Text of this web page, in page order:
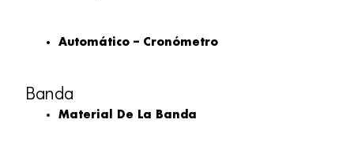
Automático – Cronómetro
Banda
Material De La Banda